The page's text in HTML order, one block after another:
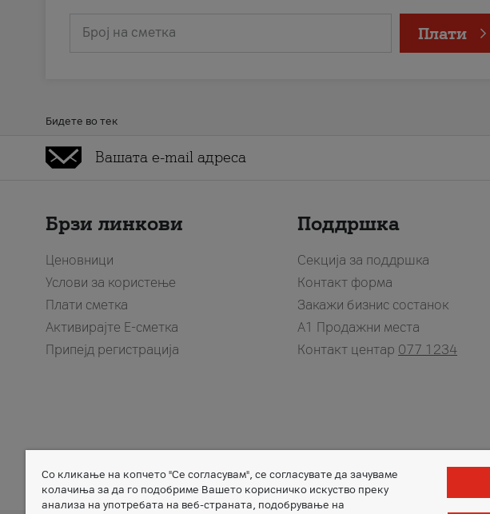
Број на сметка Плати
Бидете во тек
Брзи линкови
Ценовници
Услови за користење
Плати сметка
Активирајте Е-сметка
Припејд регистрација
Поддршка
Секција за поддршка
Контакт форма
Закажи бизнис состанок
A1 Продажни места
Контакт центар 077 1234
Member of
Со кликање на копчето "Се согласувам", се согласувате да зачуваме
колачиња за да го подобриме Вашето корисничко искуство преку
анализа на употребата на веб-страната, подобрување на